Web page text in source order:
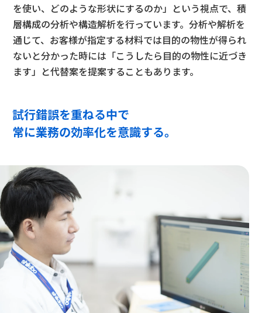
を使い、どのような形状にするのか」という視点で、積
層構成の分析や構造解析を行っています。分析や解析を
通じて、お客様が指定する材料では目的の物性が得られ
ないと分かった時には「こうしたら目的の物性に近づき
ます」と代替案を提案することもあります。
試行錯誤を重ねる中で
常に業務の効率化を意識する。